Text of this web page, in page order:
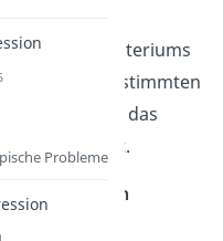
des Kriteriums
mit einem bestimmten
und wie gut das
Daten passt.
logistischen
Probleme